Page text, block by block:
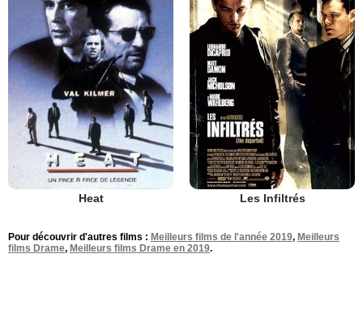
Heat Les Infiltrés
Pour découvrir d'autres films : Meilleurs films de l'année 2019, Meilleurs
films Drame, Meilleurs films Drame en 2019.